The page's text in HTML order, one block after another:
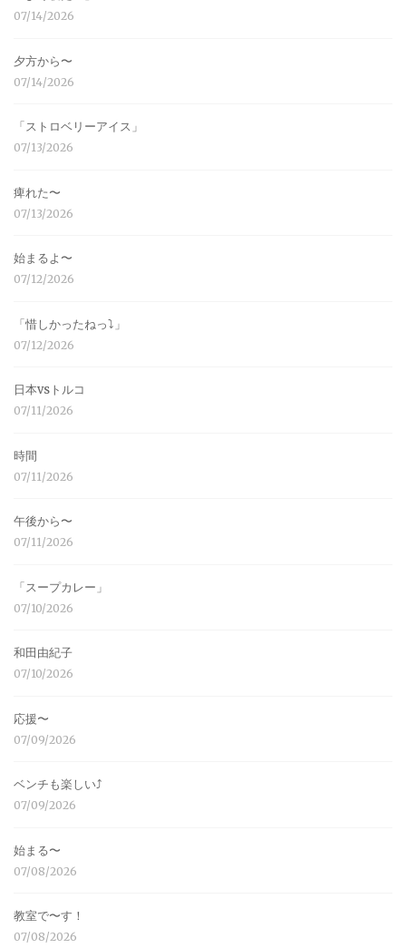
07/14/2026
夕方から〜
07/14/2026
「ストロベリーアイス」
07/13/2026
痺れた〜
07/13/2026
始まるよ〜
07/12/2026
「惜しかったねっ⤵︎」
07/12/2026
日本vsトルコ
07/11/2026
時間
07/11/2026
午後から〜
07/11/2026
「スープカレー」
07/10/2026
和田由紀子
07/10/2026
応援〜
07/09/2026
ベンチも楽しい⤴︎
07/09/2026
始まる〜
07/08/2026
教室で〜す！
07/08/2026